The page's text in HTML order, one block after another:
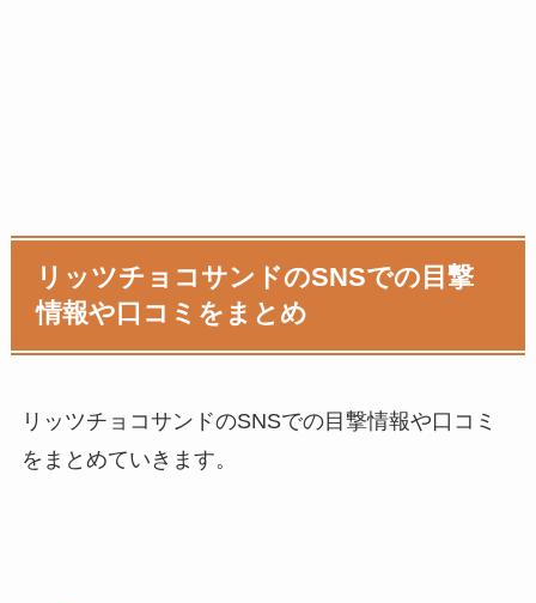
リッツチョコサンドのSNSでの目撃
情報や口コミをまとめ
リッツチョコサンドのSNSでの目撃情報や口コミ
をまとめていきます。